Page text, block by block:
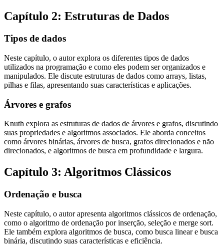
Capítulo 2: Estruturas de Dados
Tipos de dados
Neste capítulo, o autor explora os diferentes tipos de dados
utilizados na programação e como eles podem ser organizados e
manipulados. Ele discute estruturas de dados como arrays, listas,
pilhas e filas, apresentando suas características e aplicações.
Árvores e grafos
Knuth explora as estruturas de dados de árvores e grafos, discutindo
suas propriedades e algoritmos associados. Ele aborda conceitos
como árvores binárias, árvores de busca, grafos direcionados e não
direcionados, e algoritmos de busca em profundidade e largura.
Capítulo 3: Algoritmos Clássicos
Ordenação e busca
Neste capítulo, o autor apresenta algoritmos clássicos de ordenação,
como o algoritmo de ordenação por inserção, seleção e merge sort.
Ele também explora algoritmos de busca, como busca linear e busca
binária, discutindo suas características e eficiência.